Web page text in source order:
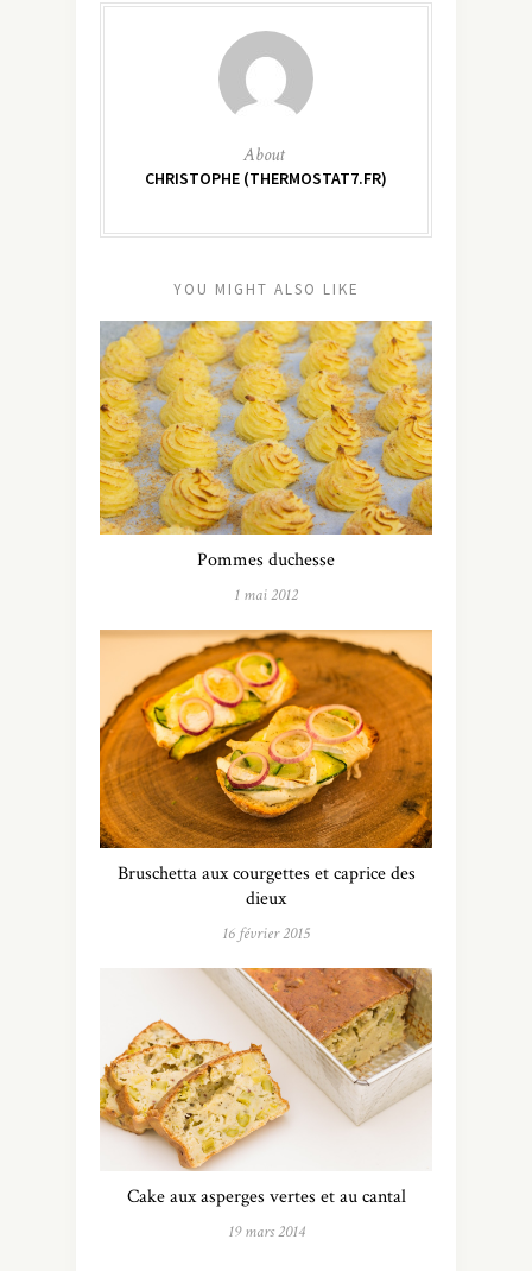
About
CHRISTOPHE (THERMOSTAT7.FR)
YOU MIGHT ALSO LIKE
Pommes duchesse
1 mai 2012
Bruschetta aux courgettes et caprice des
dieux
16 février 2015
Cake aux asperges vertes et au cantal
19 mars 2014